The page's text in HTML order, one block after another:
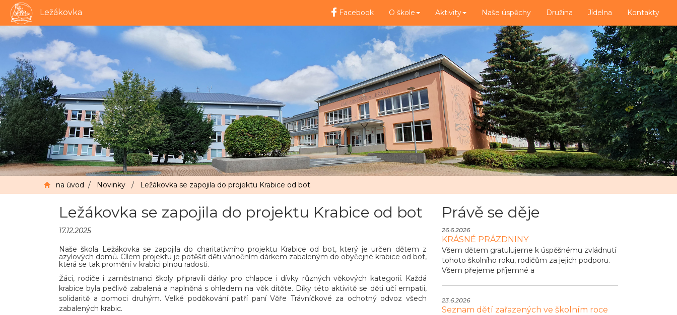
Ležákovka Facebook O škole Aktivity Naše úspěchy Družina Jídelna Kontakty
na úvod / Novinky / Ležákovka se zapojila do projektu Krabice od bot
Ležákovka se zapojila do projektu Krabice od bot
17.12.2025
Naše škola Ležákovka se zapojila do charitativního projektu Krabice od bot, který je určen dětem z
azylových domů. Cílem projektu je potěšit děti vánočním dárkem zabaleným do obyčejné krabice od bot,
která se tak promění v krabici plnou radosti.
Žáci, rodiče i zaměstnanci školy připravili dárky pro chlapce i dívky různých věkových kategorií. Každá
krabice byla pečlivě zabalená a naplněná s ohledem na věk dítěte. Díky této aktivitě se děti učí empatii,
solidaritě a pomoci druhým. Velké poděkování patří paní Věře Trávníčkové za ochotný odvoz všech
zabalených krabic.
Právě se děje
26.6.2026
KRÁSNÉ PRÁZDNINY
Všem dětem gratulujeme k úspěšnému zvládnutí
tohoto školního roku, rodičům za jejich podporu.
Všem přejeme příjemné a
23.6.2026
Seznam dětí zařazených ve školním roce